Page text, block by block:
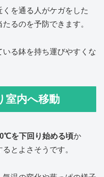
を通る人がケガをした
るのを予防できます。
る鉢を持ち運びやすくな
室内へ移動
を下回り始める頃か
とよさそうです。